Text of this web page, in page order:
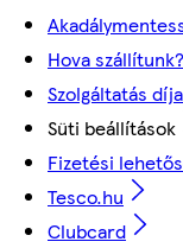
Hova szállítunk?
Szolgáltatás
Süti beállítások
Fizetési
Tesco.hu
Clubcard